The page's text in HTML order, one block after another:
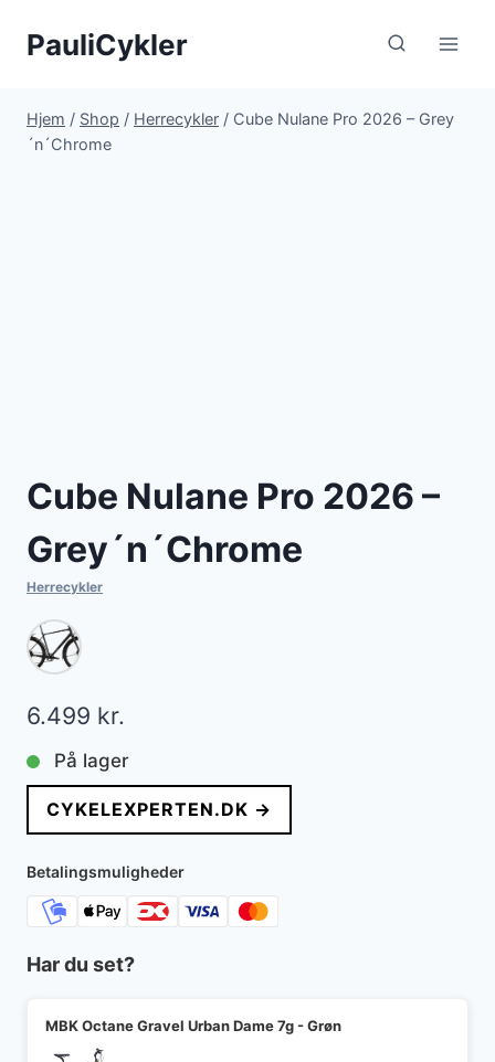
PauliCykler
Hjem / Shop / Herrecykler / Cube Nulane Pro 2026 – Grey
´n´Chrome
Cube Nulane Pro 2026 –
Grey´n´Chrome
Herrecykler
6.499 kr.
På lager
CYKELEXPERTEN.DK →
Betalingsmuligheder
Har du set?
MBK Octane Gravel Urban Dame 7g - Grøn